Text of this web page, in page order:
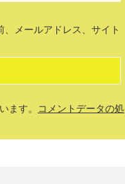
メールアドレス、サイト
ます。
コメントデータの処